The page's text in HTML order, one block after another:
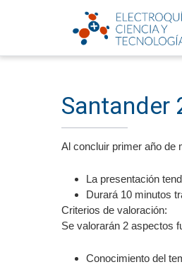
Santander
Al concluir primer año de
La presentación
Durará 10 minutos
Criterios de valoración:
Se valorarán 2 aspectos
Conocimiento del